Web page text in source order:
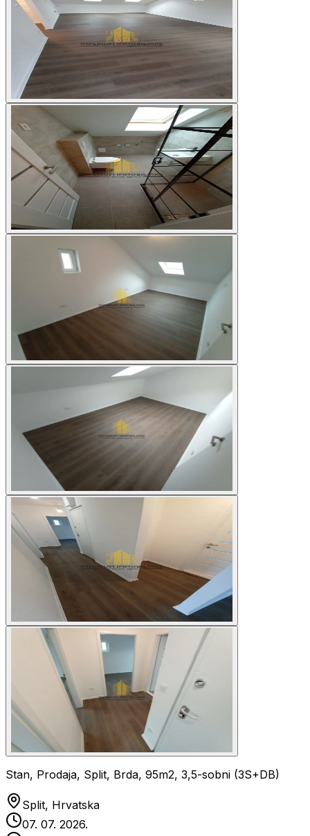
Stan, Prodaja, Split, Brda, 95m2, 3,5-sobni (3S+DB)
Split, Hrvatska
07. 07. 2026.